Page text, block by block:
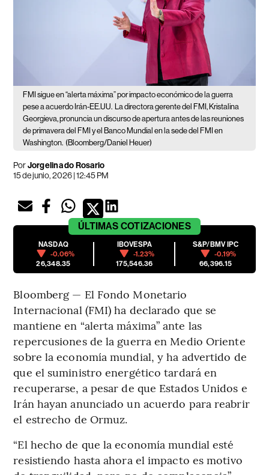
FMI sigue en “alerta máxima” por impacto económico de la guerra
pese a acuerdo Irán-EE.UU.
La directora gerente del FMI, Kristalina
Georgieva, pronuncia un discurso de apertura antes de las reuniones
de primavera del FMI y el Banco Mundial en la sede del FMI en
Washington. (Bloomberg/Daniel Heuer)
PorJorgelina do Rosario
15 de junio, 2026 | 12:45 PM
ÚLTIMAS COTIZACIONES
NASDAQ
-0.06%
26,348.35
IBOVESPA
-1.23%
175,546.36
S&P/BMV IPC
-0.19%
66,396.15
Bloomberg — El Fondo Monetario
Internacional (FMI) ha declarado que se
mantiene en “alerta máxima” ante las
repercusiones de la guerra en Medio Oriente
sobre la economía mundial, y ha advertido de
que el suministro energético tardará en
recuperarse, a pesar de que Estados Unidos e
Irán hayan anunciado un acuerdo para reabrir
el estrecho de Ormuz.
“El hecho de que la economía mundial esté
resistiendo hasta ahora el impacto es motivo